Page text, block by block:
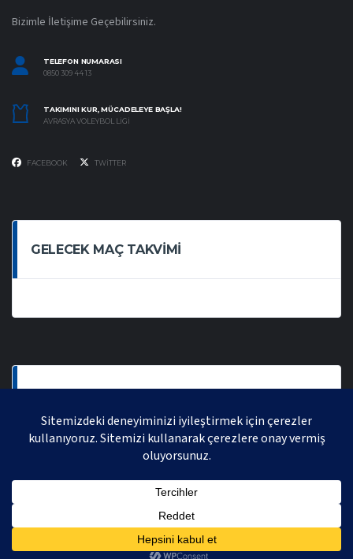
Bizimle İletişime Geçebilirsiniz.
TELEFON NUMARASI
0850 309 44 13
TAKIMINI KUR, MÜCADELEYE BAŞLA!
AVRASYA VOLEYBOL LIGI
FACEBOOK TWITTER
GELECEK MAÇ TAKVIMI
AVRASYA VOLEYBOL LIGI 2021 | AVRASYA SPORTIF FAALIYETLER ORGANIZASYONUDUR,
TÜM HAKLARI SAKLIDIR.